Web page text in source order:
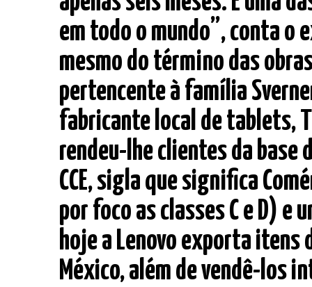
em todo o mundo”, conta o
mesmo do término das
pertencente à família
fabricante local de tablets,
rendeu-lhe clientes da base
CCE, sigla que significa
por foco as classes C e D) e
hoje a Lenovo exporta itens
México, além de vendê-los